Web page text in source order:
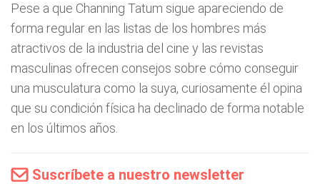
Pese a que Channing Tatum sigue apareciendo de
forma regular en las listas de los hombres más
atractivos de la industria del cine y las revistas
masculinas ofrecen consejos sobre cómo conseguir
una musculatura como la suya, curiosamente él opina
que su condición física ha declinado de forma notable
en los últimos años.
Suscríbete a nuestro newsletter